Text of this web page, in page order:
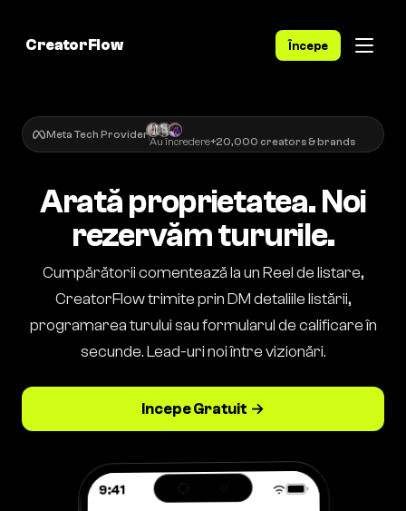
CreatorFlow Începe
Meta Tech Provider
Au încredere+20,000 creators & brands
Arată proprietatea. Noi
rezervăm tururile.
Cumpărătorii comentează la un Reel de listare,
CreatorFlow trimite prin DM detaliile listării,
programarea turului sau formularul de calificare în
secunde. Lead-uri noi între vizionări.
Incepe Gratuit →
9:41